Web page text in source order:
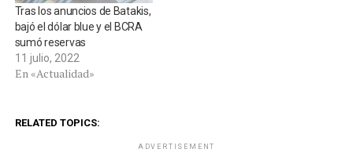
Tras los anuncios de Batakis,
bajó el dólar blue y el BCRA
sumó reservas
11 julio, 2022
En «Actualidad»
RELATED TOPICS:
ADVERTISEMENT